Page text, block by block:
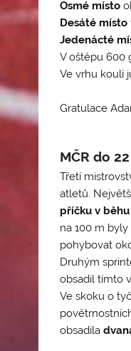
Osmé místo
Desáté místo
Jedenácté
V oštěpu 600
Ve vrhu koulí
Gratulace
MČR do
Třetí
atletů.
příčku v
na 100 m
pohybovat
Druhým
obsadil tímto
Ve skoku o
obsadila